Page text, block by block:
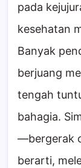
pada
kesehatan
Banyak
berjuang
tengah
bahagia.
—bergerak
berarti,